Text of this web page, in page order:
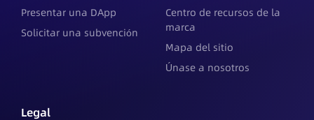
Presentar una DApp
Solicitar una subvención
Centro de recursos de la
marca
Mapa del sitio
Únase a nosotros
Legal